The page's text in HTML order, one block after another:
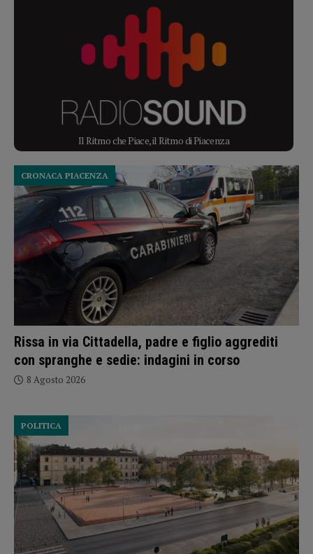
Il Ritmo che Piace, il Ritmo di Piacenza
Rissa in via Cittadella, padre e figlio aggrediti
con spranghe e sedie: indagini in corso
CRONACA PIACENZA
8 Agosto 2026
POLITICA